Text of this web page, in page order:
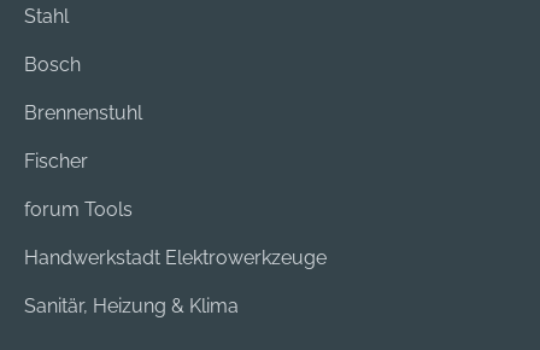
Stahl
Bosch
Brennenstuhl
Fischer
forum Tools
Handwerkstadt Elektrowerkzeuge
Sanitär, Heizung & Klima